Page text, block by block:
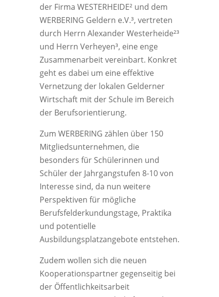
der Firma WESTERHEIDE² und dem
WERBERING Geldern e.V.³, vertreten
durch Herrn Alexander Westerheide²³
und Herrn Verheyen³, eine enge
Zusammenarbeit vereinbart. Konkret
geht es dabei um eine effektive
Vernetzung der lokalen Gelderner
Wirtschaft mit der Schule im Bereich
der Berufsorientierung.
Zum WERBERING zählen über 150
Mitgliedsunternehmen, die
besonders für Schülerinnen und
Schüler der Jahrgangstufen 8-10 von
Interesse sind, da nun weitere
Perspektiven für mögliche
Berufsfelderkundungstage, Praktika
und potentielle
Ausbildungsplatzangebote entstehen.
Zudem wollen sich die neuen
Kooperationspartner gegenseitig bei
der Öffentlichkeitsarbeit